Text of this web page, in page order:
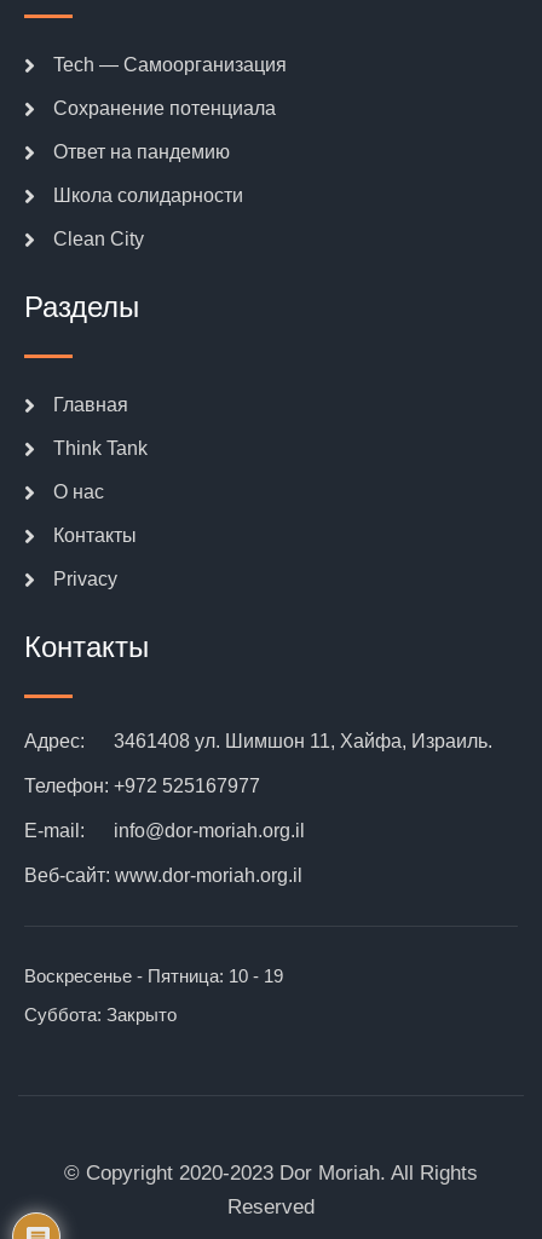
Tech — Самоорганизация
Сохранение потенциала
Ответ на пандемию
Школа солидарности
Clean City
Разделы
Главная
Think Tank
О нас
Контакты
Privacy
Контакты
Адрес: 3461408 ул. Шимшон 11, Хайфа, Израиль.
Телефон: +972 525167977
E-mail: info@dor-moriah.org.il
Веб-сайт: www.dor-moriah.org.il
Воскресенье - Пятница: 10 - 19
Суббота: Закрыто
© Copyright 2020-2023 Dor Moriah. All Rights
Reserved